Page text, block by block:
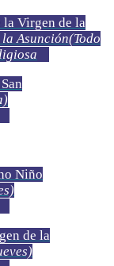
Virgen de la
la Asunción(Todo
Niño
de la